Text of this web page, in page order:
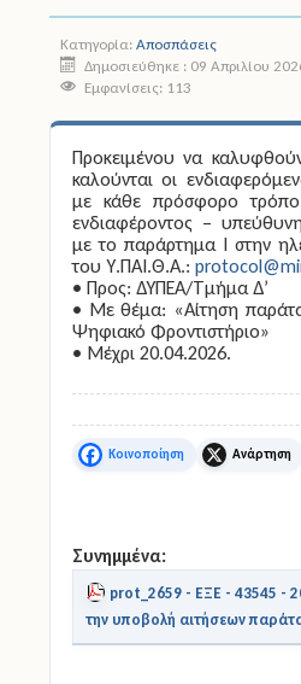
Έντυπα
Πολιτική Προστασία
Ηλεκτρονικές Υπηρεσίες
Επικοινωνία
Κατηγορία: Αποσπάσεις
Δημοσιεύθηκε : 09 Απριλίου
Εμφανίσεις: 113
Προκειμένου να
καλούνται οι
με κάθε πρόσφορο
ενδιαφέροντος –
με το παράρτημα Ι στην
του Υ.ΠΑΙ.Θ.Α.:
• Προς: ΔΥΠΕΑ/Τμήμα Δ’
• Με θέμα: «Αίτηση
Ψηφιακό Φροντιστήριο»
• Μέχρι 20.04.2026.
Facebook X
Συνημμένα:
prot_2659 - ΕΞΕ - 43545 -
την υποβολή αιτήσεων